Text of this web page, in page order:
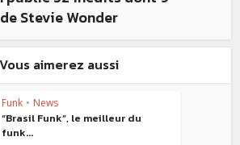
de Stevie Wonder
Vous aimerez aussi
Funk • News
“Brasil Funk”, le meilleur du
funk...